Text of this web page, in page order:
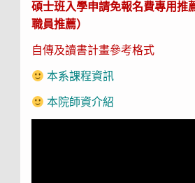
碩士班入學申請免報名費專用推
職員推薦）
自傳及讀書計畫參考格式
本系課程資訊
本院師資介紹